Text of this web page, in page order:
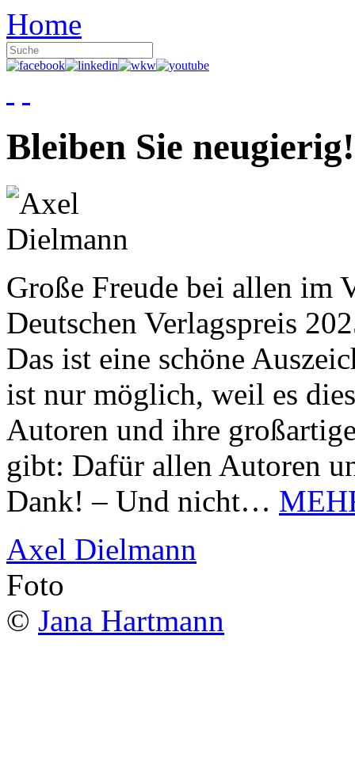
Home
Bleiben Sie neugierig!
Große Freude bei allen im
Deutschen Verlagspreis
Das ist eine schöne
ist nur möglich, weil es
Autoren und ihre
gibt: Dafür allen Autoren
Dank! – Und nicht…
Axel Dielmann
Foto
© Jana Hartmann